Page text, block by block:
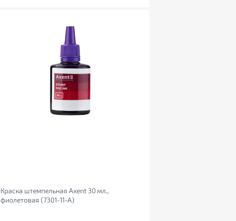
Краска штемпельная Axent 30 мл.,
фиолетовая (7301-11-A)